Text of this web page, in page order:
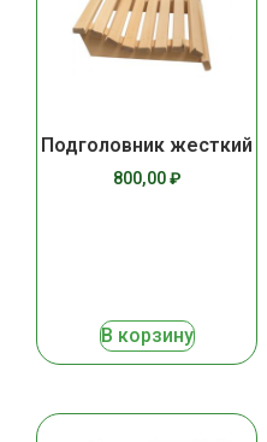
Подголовник жесткий
800,00₽
В корзину